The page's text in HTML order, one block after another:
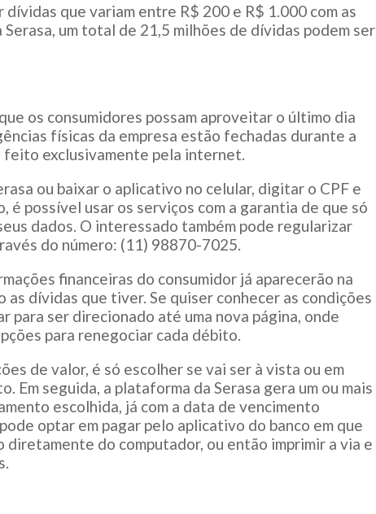
que variam entre R$ 200 e R$ 1.000 com as
um total de 21,5 milhões de dívidas podem ser
os consumidores possam aproveitar o último dia
físicas da empresa estão fechadas durante a
feito exclusivamente pela internet.
ou baixar o aplicativo no celular, digitar o CPF e
é possível usar os serviços com a garantia de que só
dados. O interessado também pode regularizar
do número: (11) 98870-7025.
financeiras do consumidor já aparecerão na
dívidas que tiver. Se quiser conhecer as condições
para ser direcionado até uma nova página, onde
para renegociar cada débito.
de valor, é só escolher se vai ser à vista ou em
Em seguida, a plataforma da Serasa gera um ou mais
escolhida, já com a data de vencimento
optar em pagar pelo aplicativo do banco em que
do computador, ou então imprimir a via e